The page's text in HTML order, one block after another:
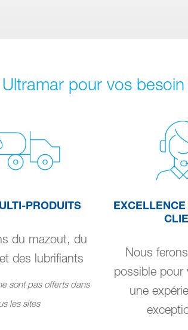
pour vos
PRODUITS
du mazout, du
des lubrifiants
sont pas offerts dans
les sites
Nous
possible pour
une